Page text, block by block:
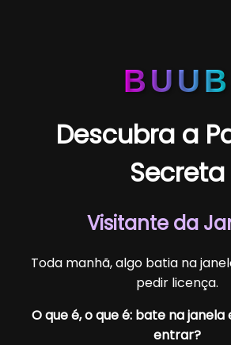
BUUB
Descubra a
Secreta
Visitante da
Toda manhã, algo batia na
pedir licença.
O que é, o que é: bate na
entrar?